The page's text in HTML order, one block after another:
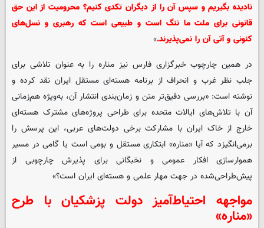
نادیده بگیریم و سپس آن را از دیگران تکدی کنیم؟ محرومیت از این حق
قانونی برای ملت ما ننگ است و طبیعی است که رهبری و نسل‌های
کنونی و آتی آن را نمی‌پذیرند.»
در همین چارچوب خبرگزاری فارس نیز مناره را به‌ عنوان تلاشی برای
جلب نظر غرب و انحراف از برنامه هسته‌ای مستقل ایران نقد کرده و
نوشته است: «بررسی دقیق‌تر متن و زمان‌بندی انتشار آن، به‌ویژه هم‌زمانی
آن با تلاش‌های ایالات متحده برای طراحی پروژه‌های مشترک هسته‌ای
خارج از خاک ایران با مشارکت برخی دولت‌های عربی، این پرسش را
برمی‌انگیزد که آیا «مناره» ابتکاری مستقل و بومی است یا گامی در مسیر
هموارسازی افکار عمومی و نخبگانی برای پذیرش چارچوبی از
پیش‌طراحی‌شده در جهت مهار علمی و هسته‌ای ایران است؟»
مواجهه احتیاط‌آمیز دولت پزشکیان با طرح
«مناره»